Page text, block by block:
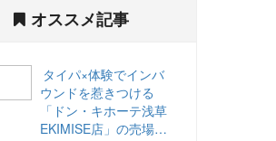
オススメ記事
タイパ×体験でインバ
ウンドを惹きつける
「ドン・キホーテ浅草
EKIMISE店」の売場づ